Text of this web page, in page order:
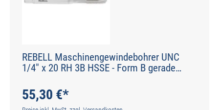
REBELL Maschinengewindebohrer UNC
1/4" x 20 RH 3B HSSE - Form B gerade
55,30 €*